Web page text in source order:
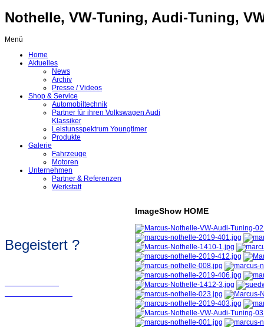
Nothelle, VW-Tuning, Audi-Tuning,
Menü
Home
Aktuelles
News
Archiv
Presse / Videos
Shop & Service
Automobiltechnik
Partner für ihren Volkswagen Audi
Klassiker
Leistunsspektrum Youngtimer
Produkte
Galerie
Fahrzeuge
Motoren
Unternehmen
Partner & Referenzen
Werkstatt
ImageShow HOME
Begeistert ?